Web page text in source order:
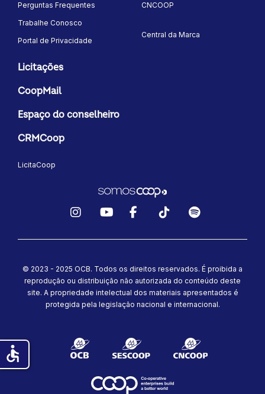
Perguntas Frequentes
Trabalhe Conosco
Portal de Privacidade
CNCOOP
Central da Marca
Licitações
CoopMail
Espaço do conselheiro
CRMCoop
LicitaCoop
© 2023 - 2025 OCB. Todos os direitos reservados. É proibida a
reprodução ou distribuição não autorizada do conteúdo deste
site. A propriedade intelectual dos materiais apresentados é
protegida pela legislação nacional e internacional.
accessible